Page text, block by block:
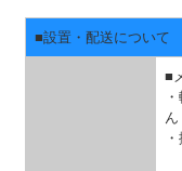
■設置・配送について
■
ん